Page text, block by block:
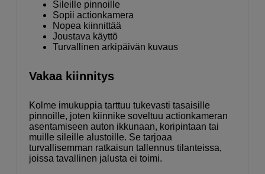
Sileille pinnoille
Sopii actionkamera
Nopea kiinnittää
Joustava käyttö
Turvallinen arkipäivän kuvaus
Vakaa kiinnitys
Kolme imukuppia tarttuu tukevasti tasaisille
pinnoille, joten kiinnike soveltuu actionkameran
asentamiseen auton ikkunaan, koripintaan tai
muille sileille alustoille. Se tarjoaa
turvallisemman ratkaisun tallennus tilanteissa,
joissa tavallinen jalusta ei toimi.